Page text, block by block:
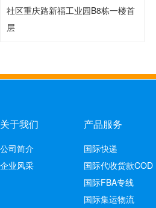
社区重庆路新福工业园B8栋一楼首
层
关于我们
公司简介
企业风采
产品服务
国际快递
国际代收货款COD
国际FBA专线
国际集运物流